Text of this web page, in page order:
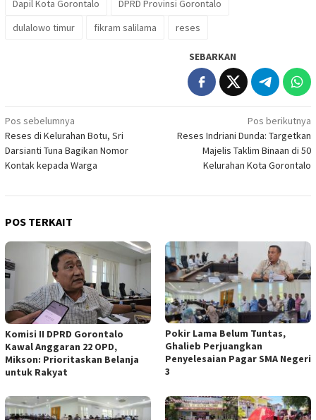
Dapil Kota Gorontalo
DPRD Provinsi Gorontalo
dulalowo timur
fikram salilama reses
SEBARKAN
Navigasi
pos
Pos sebelumnya
Reses di Kelurahan Botu, Sri
Darsianti Tuna Bagikan Nomor
Kontak kepada Warga
Pos berikutnya
Reses Indriani Dunda: Targetkan
Majelis Taklim Binaan di 50
Kelurahan Kota Gorontalo
POS TERKAIT
Komisi II DPRD Gorontalo
Kawal Anggaran 22 OPD,
Mikson: Prioritaskan Belanja
untuk Rakyat
Pokir Lama Belum Tuntas,
Ghalieb Perjuangkan
Penyelesaian Pagar SMA Negeri
3